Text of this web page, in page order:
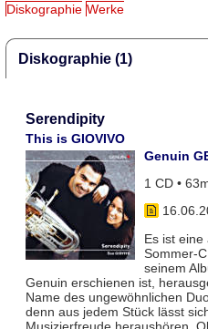
Diskographie Werke
Diskographie (1)
Serendipity
This is GIOVIVO
Genuin
1 CD •
Es ist
Sommer-
seinem
Genuin erschienen ist,
Name des ungewöhnlichen
denn aus jedem Stück lässt
Musizierfreude heraushören.